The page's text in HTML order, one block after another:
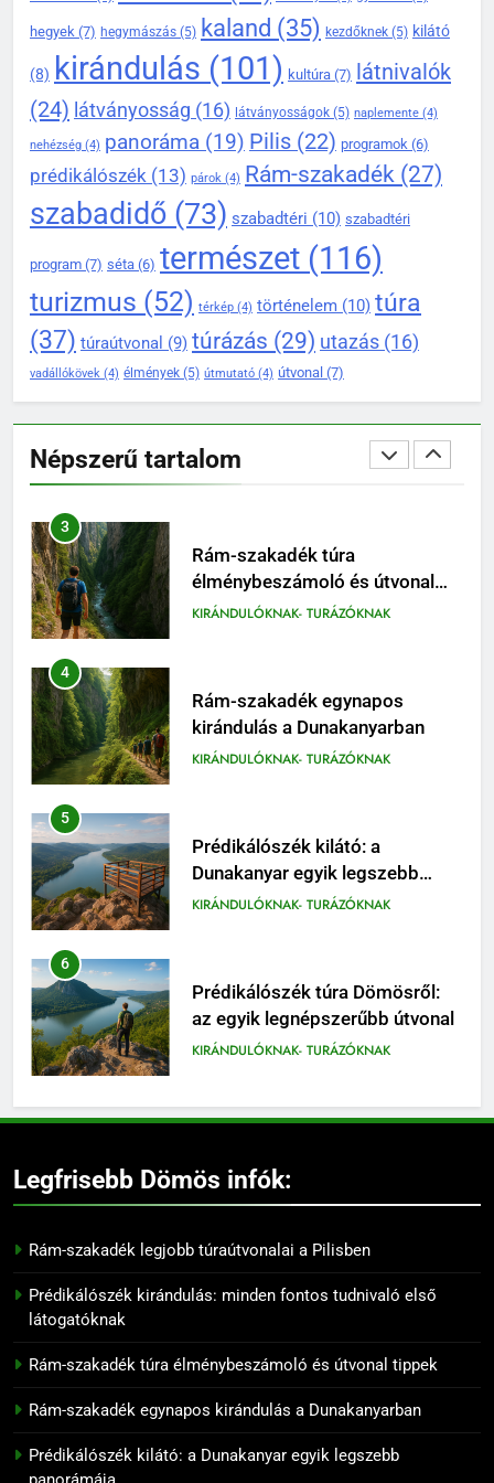
hegyek (7) hegymászás (5) kaland (35) kezdőknek (5) kilátó
(8) kirándulás (101) kultúra (7) látnivalók
(24) látványosság (16) látványosságok (5) naplemente (4)
nehézség (4) panoráma (19) Pilis (22) programok (6)
prédikálószék (13) párok (4) Rám-szakadék (27)
szabadidő (73) szabadtéri (10) szabadtéri
program (7) séta (6) természet (116)
turizmus (52) térkép (4) történelem (10) túra
(37) túraútvonal (9) túrázás (29) utazás (16)
vadállókövek (4) élmények (5) útmutató (4) útvonal (7)
Népszerű tartalom
DÖMÖS HÍREI
KIRÁNDULÓKNAK- TURÁZÓKNAK
139
A Duna-kanyar gyöngyszeme:
miért érdemes ellátogatni
Dömösre
KIRÁNDULÓKNAK- TURÁZÓKNAK
Rám-szakadék legjobb
túraútvonalai a Pilisben
KIRÁNDULÓKNAK- TURÁZÓKNAK
2
minden fontos tudnivaló első
látogatóknak
KIRÁNDULÓKNAK- TURÁZÓKNAK
3
Rám-szakadék túra
élménybeszámoló és útvonal
tippek
KIRÁNDULÓKNAK- TURÁZÓKNAK
4
Rám-szakadék egynapos
kirándulás a Dunakanyarban
KIRÁNDULÓKNAK- TURÁZÓKNAK
5
Prédikálószék kilátó: a
Dunakanyar egyik legszebb
panorámája
KIRÁNDULÓKNAK- TURÁZÓKNAK
6
Prédikálószék túra Dömösről:
az egyik legnépszerűbb útvonal
KIRÁNDULÓKNAK- TURÁZÓKNAK
7
kirándulás: mit érdemes tudni
előtte
8
Prédikálószék túraútvonal:
KIRÁNDULÓKNAK- TURÁZÓKNAK
Rám-szakadék titkos panoráma
pontjai
Legfrisebb Dömös infók:
Rám-szakadék legjobb túraútvonalai a Pilisben
Prédikálószék kirándulás: minden fontos tudnivaló első
látogatóknak
Rám-szakadék túra élménybeszámoló és útvonal tippek
Rám-szakadék egynapos kirándulás a Dunakanyarban
Prédikálószék kilátó: a Dunakanyar egyik legszebb